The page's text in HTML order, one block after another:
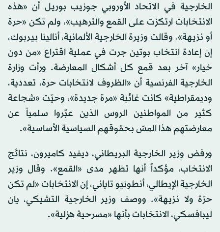
الخارجية في الاتحاد الأوروبي جوزيب بوريل أن «هذه
الانتخابات ارتكزت على القمع والترهيب»، ولم تكن «حرة
أو نزيهة». وقالت وزيرة الخارجية الألمانية، أنالينا بيربوك،
إن إعادة انتخاب بوتين جرت في عملية اقتراع «من دون
خيار» آخر بعد قمع كل أشكال المعارضة. ورأت وزارة
الخارجية الفرنسية أن «الظروف لانتخابات حرة، تعددية،
وديمقراطية» كانت غائبة «مرة جديدة»، وحيّت «شجاعة
كثير من المواطنين الروس الذين عبّروا سلمياً عن
معارضتهم هذا المسّ بحقوقهم السياسية الأساسية».
ورفض وزير الخارجية البريطاني، ديفيد كاميرون، نتائج
الانتخاب، مؤكداً أنها تظهر مدى «القمع». وقال وزير
الخارجية الإيطالي، أنطونيو تاياني، إن الانتخابات «لم تكن
حرّة ولا نزيهة». ووصف وزير الخارجية التشيكي، يان
ليبافسكي، الانتخابات بأنها «مسرحية هزلية».